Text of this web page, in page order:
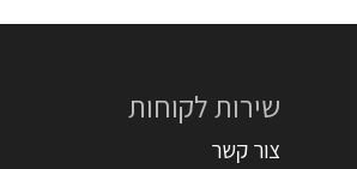
שירות לקוחות
צור קשר